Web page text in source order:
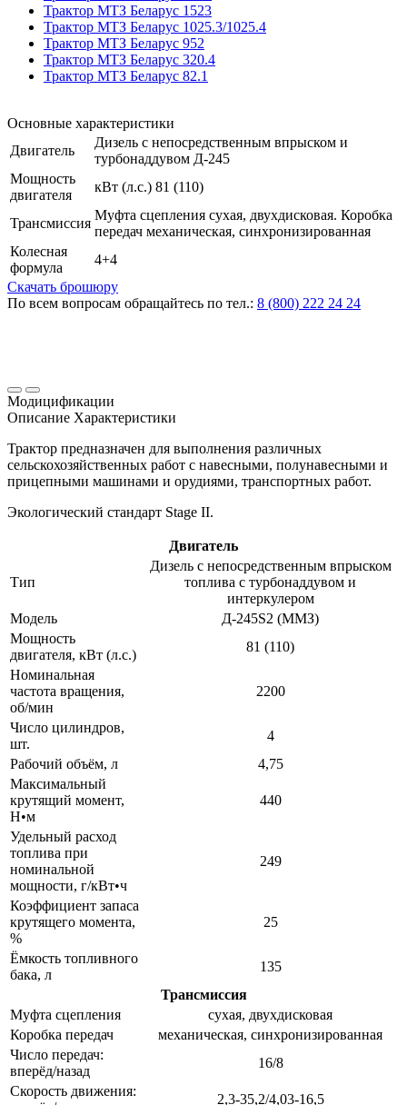
Трактор МТЗ Беларус 1523
Трактор МТЗ Беларус 1025.3/1025.4
Трактор МТЗ Беларус 952
Трактор МТЗ Беларус 320.4
Трактор МТЗ Беларус 82.1
Основные характеристики
Двигатель
Дизель с непосредственным впрыском и
турбонаддувом Д-245
Мощность
двигателя
кВт (л.с.) 81 (110)
Трансмиссия
Муфта сцепления сухая, двухдисковая. Коробка
передач механическая, синхронизированная
Колесная
формула
4+4
Скачать брошюру
По всем вопросам обращайтесь по тел.: 8 (800) 222 24 24
Модицификации
Описание Характеристики
Трактор предназначен для выполнения различных
сельскохозяйственных работ с навесными, полунавесными и
прицепными машинами и орудиями, транспортных работ.
Экологический стандарт Stage II.
Двигатель
Тип
Дизель с непосредственным впрыском
топлива с турбонаддувом и
интеркулером
Модель
Д-245S2 (ММЗ)
Мощность
двигателя, кВт (л.с.)
81 (110)
Номинальная
частота вращения,
об/мин
2200
Число цилиндров,
шт.
4
Рабочий объём, л
4,75
Максимальный
крутящий момент,
Н•м
440
Удельный расход
топлива при
номинальной
мощности, г/кВт•ч
249
Коэффициент запаса
крутящего момента,
%
25
Ёмкость топливного
бака, л
135
Трансмиссия
Муфта сцепления
сухая, двухдисковая
Коробка передач
механическая, синхронизированная
Число передач:
вперёд/назад
16/8
Скорость движения:
2,3-35,2/4,03-16,5